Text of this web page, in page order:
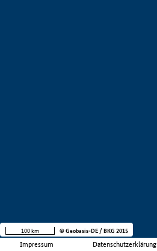
Impressum Datenschutzerklärung
100 km © Geobasis-DE / BKG 2015